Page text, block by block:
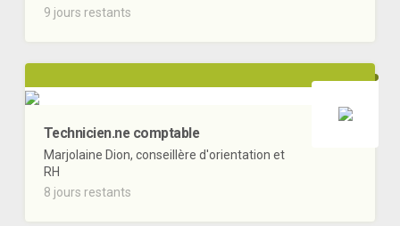
9 jours restants
Technicien.ne comptable
Marjolaine Dion, conseillère d'orientation et
RH
8 jours restants